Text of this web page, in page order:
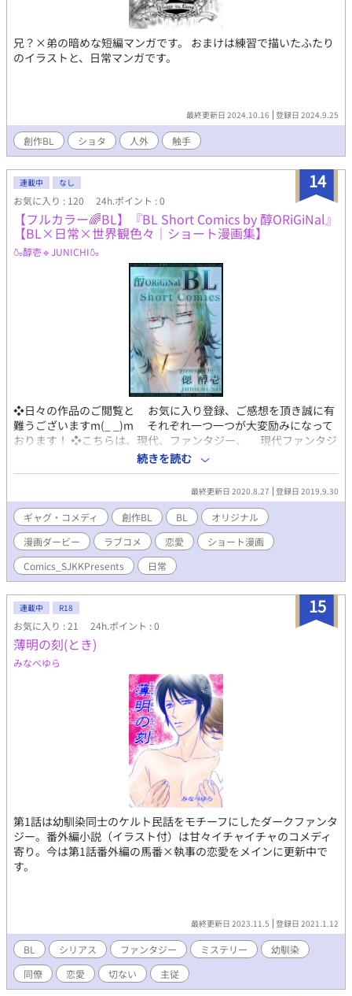
兄？×弟の暗めな短編マンガです。 おまけは練習で描いたふたり
のイラストと、日常マンガです。
最終更新日 2024.10.16 登録日 2024.9.25
創作BL ショタ 人外 触手
14
連載中 なし
お気に入り : 120 24h.ポイント : 0
【フルカラー🌈BL】『BL Short Comics by 醇ORiGiNal』
【BL×日常×世界観色々｜ショート漫画集】
🍶醇壱🔹JUNICHI🍶
❖日々の作品のご閲覧と お気に入り登録、ご感想を頂き誠に有
難うございますm(_ _)m それぞれ一つ一つが大変励みになって
おります！ ❖こちらは、現代、ファンタジー、 現代ファンタジ
ーなどの 様々な世界で生きる BL男子&メンズたちの 日常や
小ネタ、小話を描く 「ショート漫画集」です。 作品傾向はコ
メディ多めですが シリアス風味もあったり様々です ※「世界観
(作品シリーズ)」と 「ジャンル」については 章タイトルをご
参照ください ❖更新スケジュール： 本作品集は不定期更新で
す。 ※各シリーズに更新した作品は 更新月の次月に 各シリー
ズの専用作品集に作品を移動します。 専用作品集がないシリー
ズの作品は 5作品溜まった時点で 専用作品集を作成し、次月
に移動します。 ※投稿作品の制作時期、 作画クオリティ、画
R18に変更いたします。 ＋＋＋投稿作品についての注意事項(定
型掲載文)＋＋＋ ※当方が創作するすべての作品・物語・用語・情
報等は、作者の想像からの完全なるフィクションです。 例え作
中に実在の人物・団体・事件・地名等と重なるものがあっても、
それらとは一切の関係はありません。 ※当方が投稿する全ての
創作物（イラスト・文章など）の 無断記載・転載・転用・複製
(模写トレス含)・保存(スクショ含)・二次配布 自作発現・商品
化・創作作品の二次創作・二次利用(アイコン・ヘッダー・壁紙利
用など) は、いかなる場合も一切禁止です。 ※No reproduction
or republication without written permission. ※Gebrauchen die
Bilder ohne Genehmigung verboten.
続きを読む
最終更新日 2020.8.27 登録日 2019.9.30
ギャグ・コメディ 創作BL BL
オリジナル
漫画ダービー
ラブコメ 恋愛
ショート漫画
Comics_SJKKPresents
日常
15
連載中 R18
お気に入り : 21 24h.ポイント : 0
薄明の刻(とき)
みなべゆら
第1話は幼馴染同士のケルト民話をモチーフにしたダークファンタ
ジー。番外編小説（イラスト付）は甘々イチャイチャのコメディ
寄り。今は第1話番外編の馬番×執事の恋愛をメインに更新中で
す。
最終更新日 2023.11.5 登録日 2021.1.12
BL シリアス ファンタジー ミステリー
幼馴染
同僚
恋愛 切ない 主従